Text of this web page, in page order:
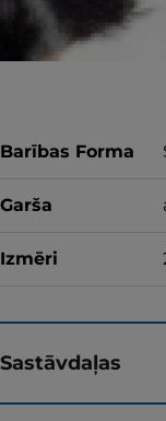
barību
naudas
Barības Forma
Garša
Izmēri
Sastāvdaļas